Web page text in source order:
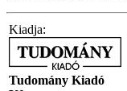
Kiadja:
Tudomány Kiadó